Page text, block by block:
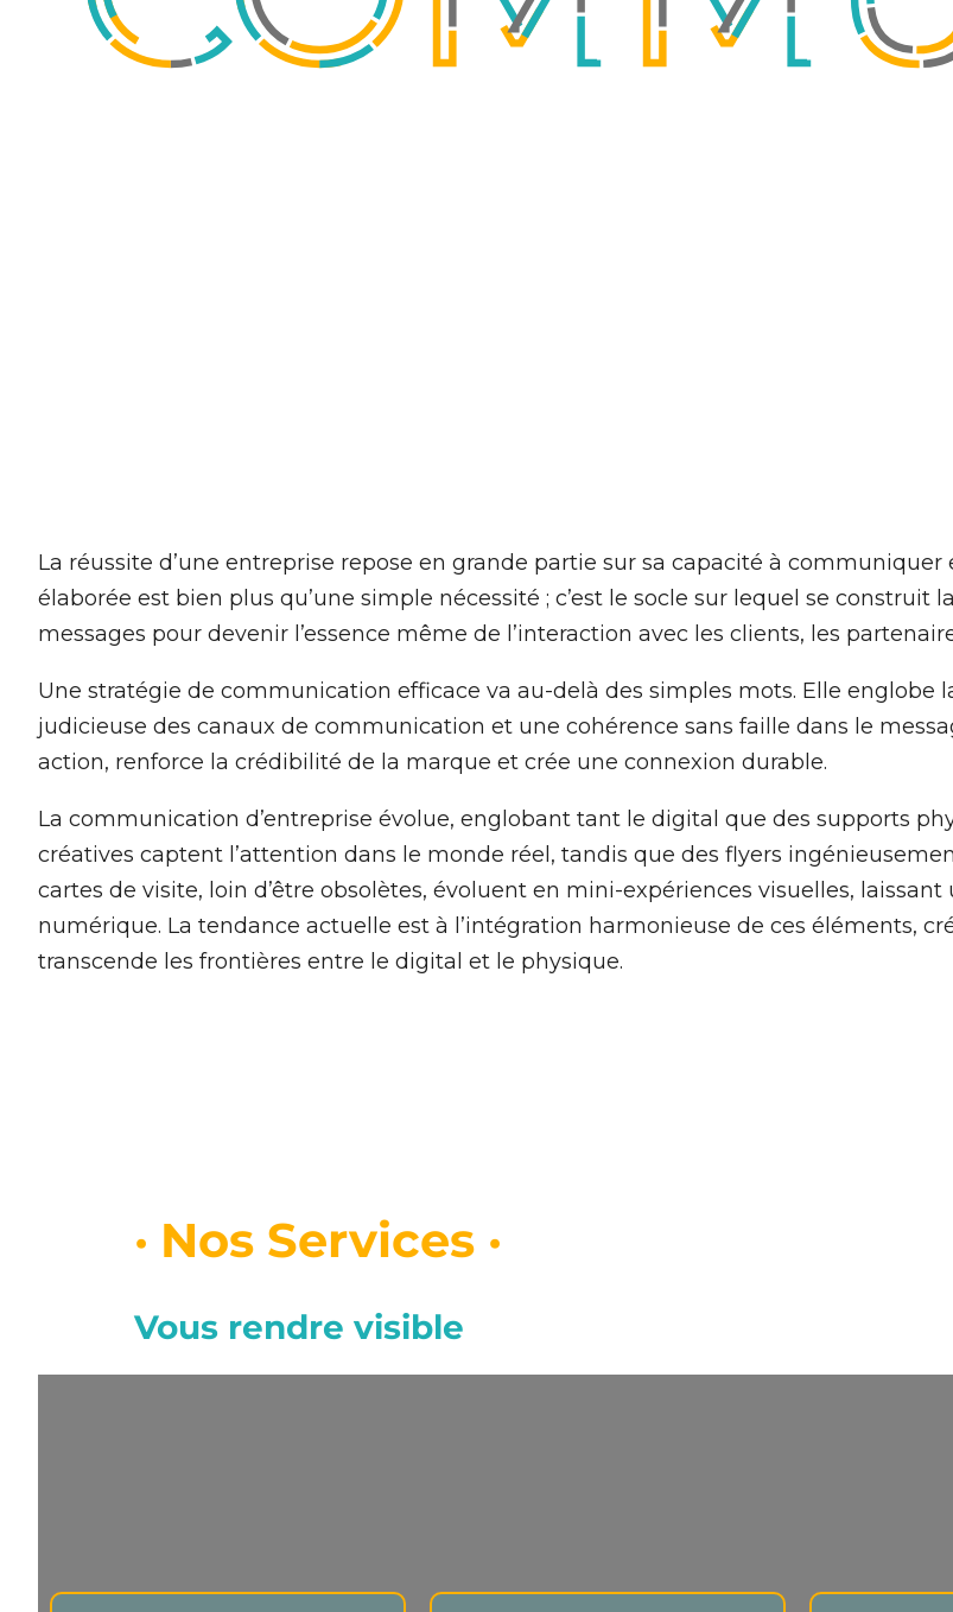
La réussite d’une entreprise repose en grande partie sur sa capacité à
élaborée est bien plus qu’une simple nécessité ; c’est le socle sur lequel se
messages pour devenir l’essence même de l’interaction avec les clients, les
Une stratégie de communication efficace va au-delà des simples mots. Elle englobe
judicieuse des canaux de communication et une cohérence sans faille dans le
action, renforce la crédibilité de la marque et crée une connexion durable.
La communication d’entreprise évolue, englobant tant le digital que des supports
créatives captent l’attention dans le monde réel, tandis que des flyers
cartes de visite, loin d’être obsolètes, évoluent en mini-expériences visuelles,
numérique. La tendance actuelle est à l’intégration harmonieuse de ces éléments,
transcende les frontières entre le digital et le physique.
· Nos Services ·
Vous rendre visible
Ces cookies ne
sont pas
facultatifs. Ils